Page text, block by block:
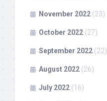
November 2022 (23)
October 2022 (27)
September 2022 (22)
August 2022 (26)
July 2022 (16)